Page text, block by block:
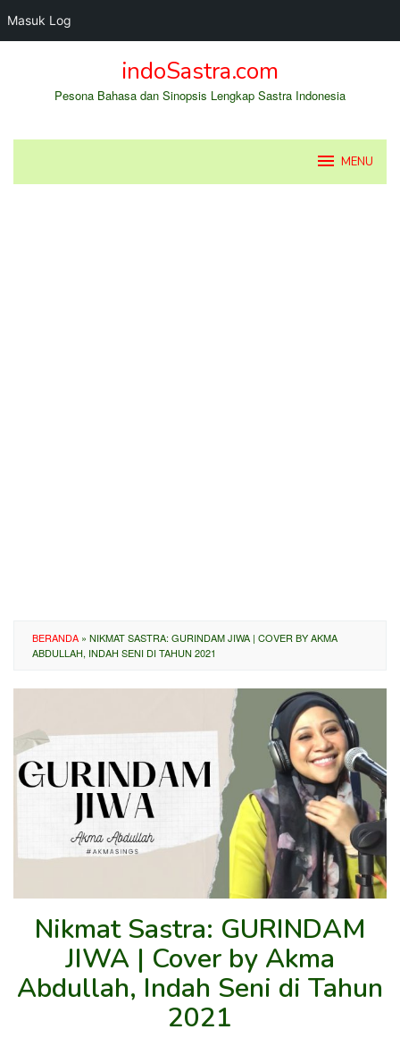
Masuk Log
indoSastra.com
Pesona Bahasa dan Sinopsis Lengkap Sastra Indonesia
MENU
BERANDA » NIKMAT SASTRA: GURINDAM JIWA | COVER BY AKMA
ABDULLAH, INDAH SENI DI TAHUN 2021
Nikmat Sastra: GURINDAM
JIWA | Cover by Akma
Abdullah, Indah Seni di Tahun
2021